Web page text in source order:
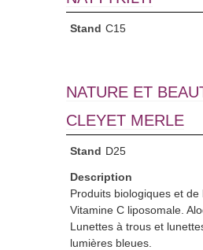
Stand C15
NATURE ET
CLEYET MERLE
Stand D25
Description
Produits biologiques et de
Vitamine C liposomale.
Lunettes à trous et
lumières bleues.